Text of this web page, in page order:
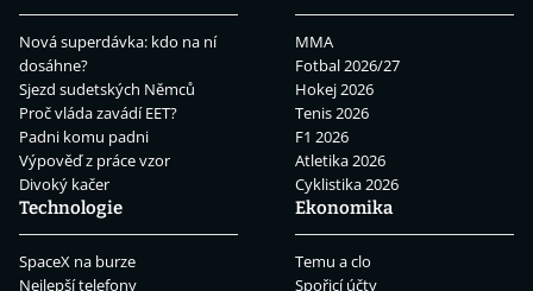
Nová superdávka: kdo na ní
dosáhne?
Sjezd sudetských Němců
Proč vláda zavádí EET?
Padni komu padni
Výpověď z práce vzor
Divoký kačer
MMA
Fotbal 2026/27
Hokej 2026
Tenis 2026
F1 2026
Atletika 2026
Cyklistika 2026
Technologie
SpaceX na burze
Nejlepší telefony
Ekonomika
Temu a clo
Spořicí účty